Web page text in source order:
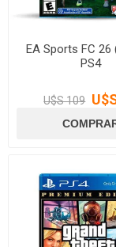
EA Sports FC 26
PS4
U$S 109